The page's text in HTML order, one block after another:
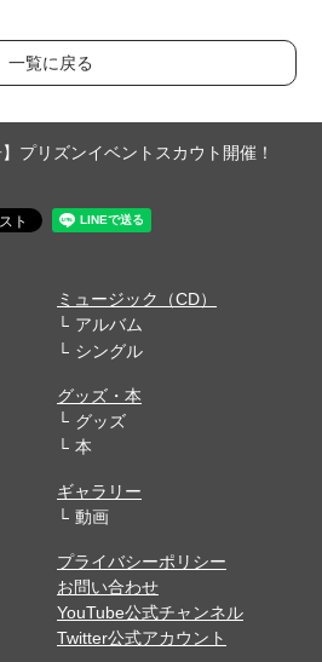
一覧に戻る
】プリズンイベントスカウト開催！
ミュージック（CD）
アルバム
シングル
グッズ・本
グッズ
本
ギャラリー
動画
プライバシーポリシー
お問い合わせ
YouTube公式チャンネル
Twitter公式アカウント